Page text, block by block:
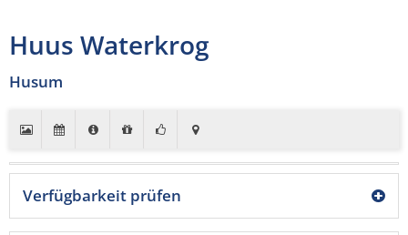
Huus Waterkrog
Husum
Verfügbarkeit prüfen